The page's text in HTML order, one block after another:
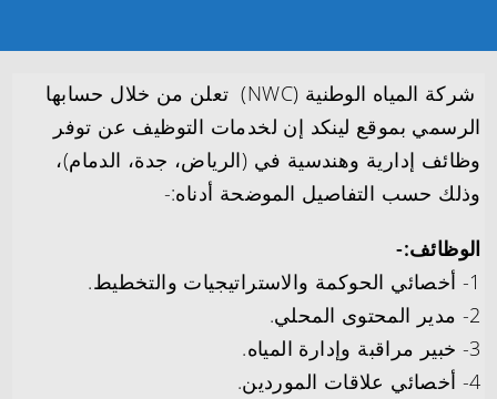
شركة المياه الوطنية (NWC) تعلن من خلال حسابها
الرسمي بموقع لينكد إن لخدمات التوظيف عن توفر
وظائف إدارية وهندسية في (الرياض، جدة، الدمام)،
وذلك حسب التفاصيل الموضحة أدناه:-
الوظائف:-
1- أخصائي الحوكمة والاستراتيجيات والتخطيط.
2- مدير المحتوى المحلي.
3- خبير مراقبة وإدارة المياه.
4- أخصائي علاقات الموردين.